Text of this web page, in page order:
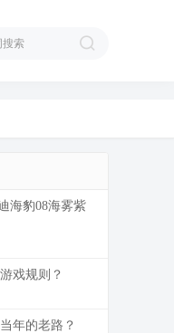
海豹08海雾紫
戏规则？
年的老路？